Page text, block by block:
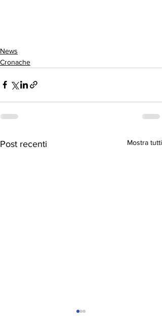
News
Cronache
Post recenti Mostra tutti